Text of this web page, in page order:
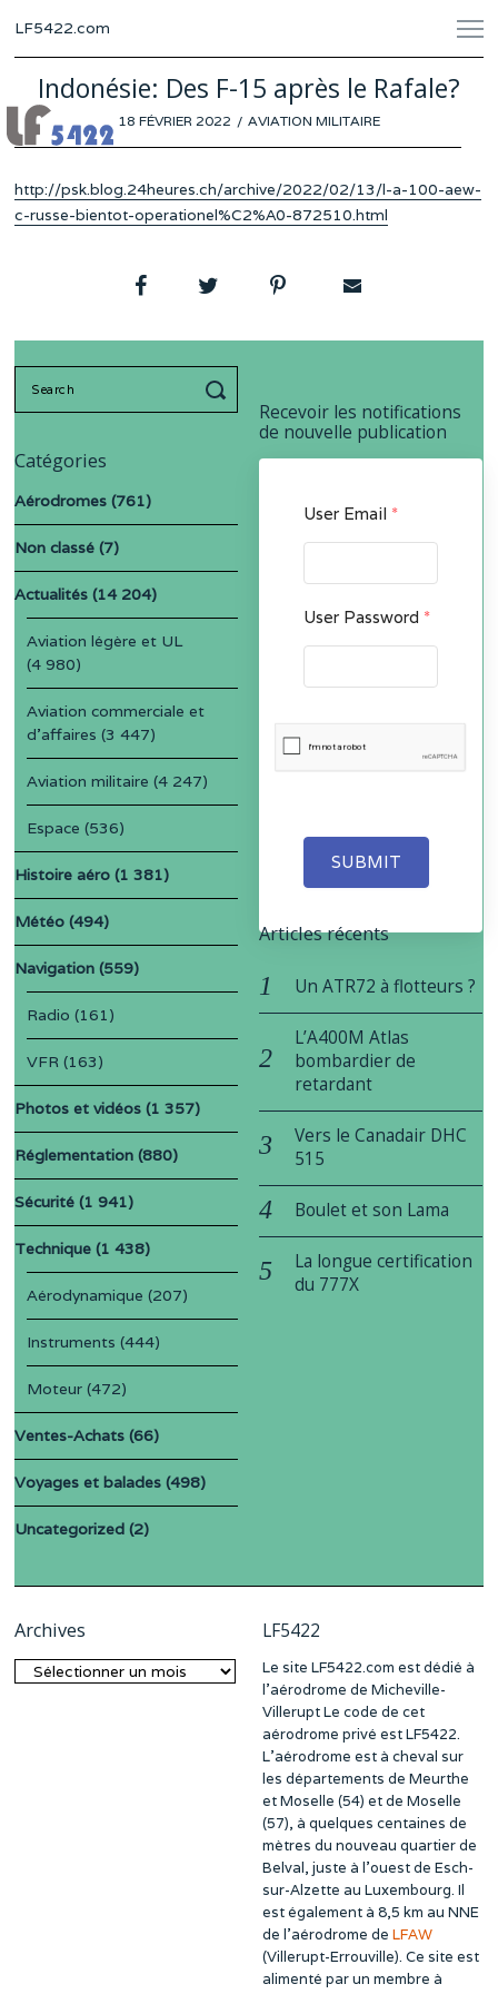
LF5422.com
Indonésie: Des F-15 après le Rafale?
POSTED
18 FÉVRIER 2022 14AVIATION MILITAIRE
http://psk.blog.24heures.ch/archive/2022/02/13/l-a-100-aew-
c-russe-bientot-operationel%C2%A0-872510.html
Recevoir les notifications
de nouvelle publication
User Email *
User Password *
SUBMIT
Catégories
Aérodromes (761)
Non classé (7)
Actualités (14 204)
Aviation légère et UL
(4 980)
Aviation commerciale et
d'affaires (3 447)
Aviation militaire (4 247)
Espace (536)
Histoire aéro (1 381)
Météo (494)
Navigation (559)
Radio (161)
VFR (163)
Photos et vidéos (1 357)
Réglementation (880)
Sécurité (1 941)
Technique (1 438)
Aérodynamique (207)
Instruments (444)
Moteur (472)
Ventes-Achats (66)
Voyages et balades (498)
Uncategorized (2)
Articles récents
Un ATR72 à flotteurs ?
L’A400M Atlas
bombardier de
retardant
Vers le Canadair DHC
515
Boulet et son Lama
La longue certification
du 777X
Archives
Archives
LF5422
Le site LF5422.com est dédié à
l’aérodrome de Micheville-
Villerupt Le code de cet
aérodrome privé est LF5422.
L’aérodrome est à cheval sur
les départements de Meurthe
et Moselle (54) et de Moselle
(57), à quelques centaines de
mètres du nouveau quartier de
Belval, juste à l’ouest de Esch-
sur-Alzette au Luxembourg. Il
est également à 8,5 km au NNE
de l’aérodrome de LFAW
(Villerupt-Errouville). Ce site est
alimenté par un membre à